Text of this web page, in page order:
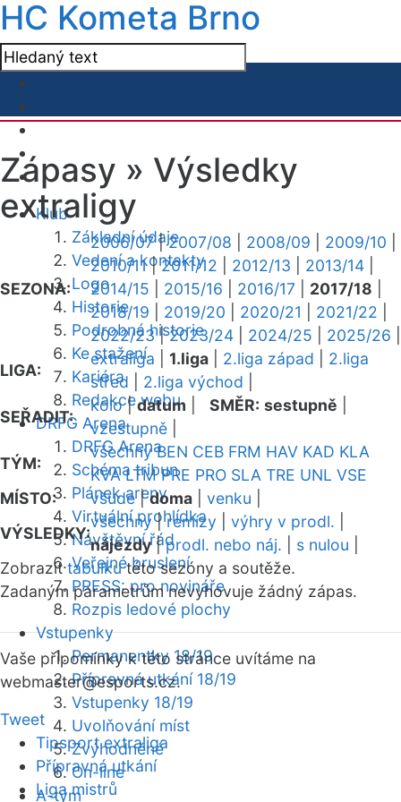
HC Kometa Brno
Klub
Základní údaje
Vedení a kontakty
Logo
Historie
Podrobná historie
Ke stažení
Kariéra
Redakce webu
DRFG Arena
DRFG Arena
Schéma tribun
Plánek areny
Virtuální prohlídka
Návštěvní řád
Veřejné bruslení
PRESS: pro novináře
Rozpis ledové plochy
Vstupenky
Permanentky 18/19
Přípravná utkání 18/19
Vstupenky 18/19
Uvolňování míst
Zvýhodněné
On-line
A-tým
Zápasy » Výsledky
extraligy
SEZONA:
2006/07|2007/08 2008/09 2009/10
2010/11|2011/12 2012/13 2013/14
2014/15
2015/16 2016/17 2017/18
2018/19
2019/20 2020/21 2021/22
2022/23|2023/24 2024/25 2025/26
LIGA:
extraliga 1.liga 2.liga západ
2.liga
střed
2.liga východ
SEŘADIT:
kolo|datum SMĚR: sestupně
vzestupně
TÝM:
všechny BEN CEB FRM HAV KAD KLA
KVA LTM PRE PRO SLA TRE UNL VSE
MÍSTO:
všude|doma venku
VÝSLEDKY:
všechny|remízy výhry v prodl.
nájezdy|prodl. nebo náj. s nulou
Zobrazittabulkutéto sezóny a soutěže.
Zadaným parametrům nevyhovuje žádný zápas.
Vaše připomínky k této stránce uvítáme na
webmaster@esports.cz.
Tweet
Tipsport extraliga
Přípravná utkání
Liga mistrů